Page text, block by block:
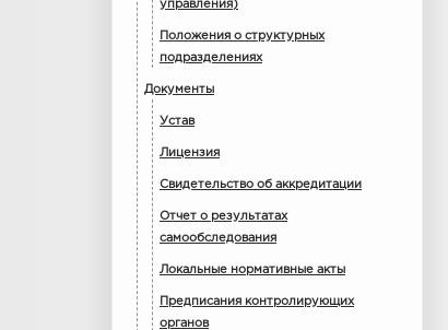
управления)
Положения о структурных
подразделениях
Документы
Устав
Лицензия
Свидетельство об аккредитации
Отчет о результатах
самообследования
Локальные нормативные акты
Предписания контролирующих
органов